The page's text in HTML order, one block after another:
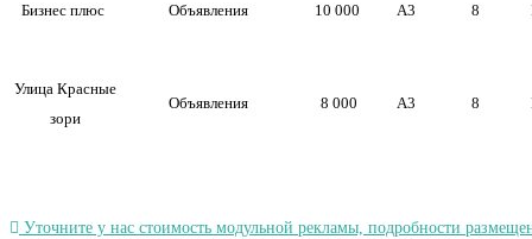
Бизнес плюс Объявления 10 000 А3 8
Улица Красные
зори
Объявления 8 000 А3 8
Уточните у нас стоимость модульной рекламы, подробности